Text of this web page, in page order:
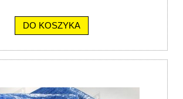
DO KOSZYKA